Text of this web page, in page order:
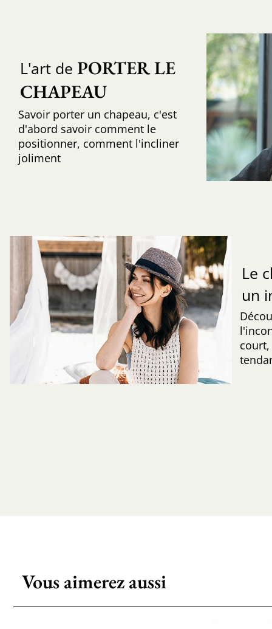
L'art de PORTER LE
CHAPEAU
Savoir porter un chapeau, c'est
d'abord savoir comment le
positionner, comment l'incliner
joliment
Le
un
Vous aimerez aussi